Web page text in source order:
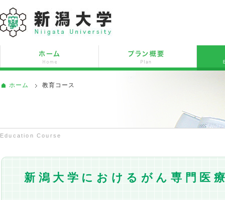
ホーム 教育コース
Education Course
新潟大学におけるがん専門医